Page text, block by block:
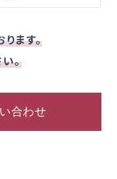
ます。
。
合わせ